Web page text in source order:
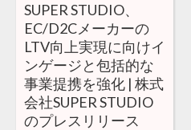
SUPER STUDIO、
EC/D2Cメーカーの
LTV向上実現に向けイ
ンゲージと包括的な
事業提携を強化 | 株式
会社SUPER STUDIO
のプレスリリース